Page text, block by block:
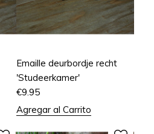
Emaille deurbordje recht
'Studeerkamer'
€9.95
Agregar al Carrito